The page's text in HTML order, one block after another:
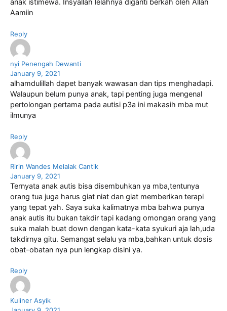
anak istimewa. Insyallah lelahnya diganti berkah oleh Allah
Aamiin
Reply
nyi Penengah Dewanti
January 9, 2021
alhamdulillah dapet banyak wawasan dan tips menghadapi.
Walaupun belum punya anak, tapi penting juga mengenal
pertolongan pertama pada autisi p3a ini makasih mba mut
ilmunya
Reply
Ririn Wandes Melalak Cantik
January 9, 2021
Ternyata anak autis bisa disembuhkan ya mba,tentunya
orang tua juga harus giat niat dan giat memberikan terapi
yang tepat yah. Saya suka kalimatnya mba bahwa punya
anak autis itu bukan takdir tapi kadang omongan orang yang
suka malah buat down dengan kata-kata syukuri aja lah,uda
takdirnya gitu. Semangat selalu ya mba,bahkan untuk dosis
obat-obatan nya pun lengkap disini ya.
Reply
Kuliner Asyik